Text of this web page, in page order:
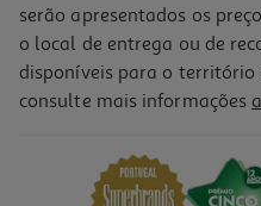
serão apresentados os
o local de entrega ou de
disponíveis para o
consulte mais informações